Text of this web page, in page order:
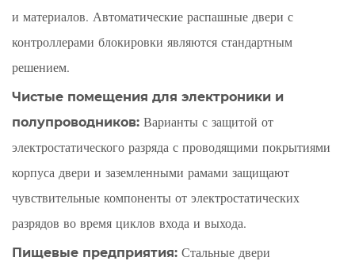
и материалов. Автоматические распашные двери с
контроллерами блокировки являются стандартным
решением.
Чистые помещения для электроники и
полупроводников: Варианты с защитой от
электростатического разряда с проводящими покрытиями
корпуса двери и заземленными рамами защищают
чувствительные компоненты от электростатических
разрядов во время циклов входа и выхода.
Пищевые предприятия: Стальные двери